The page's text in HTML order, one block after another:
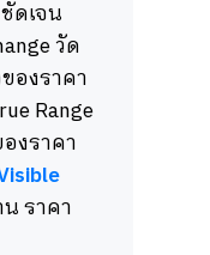
ดเจน
วัด
องราคา
Range
งราคา
ราคา